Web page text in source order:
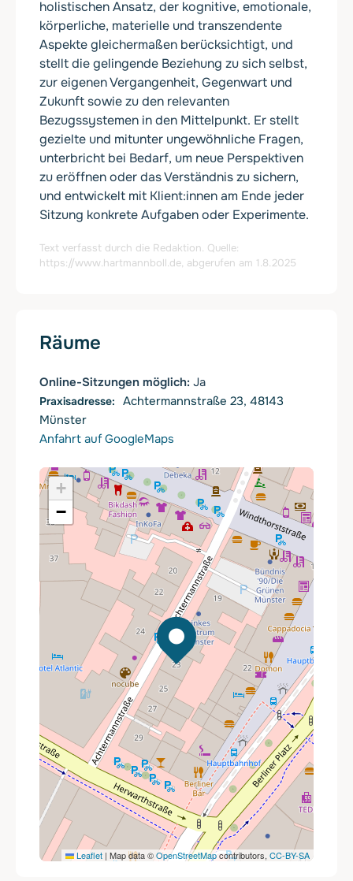
holistischen Ansatz, der kognitive, emotionale,
körperliche, materielle und transzendente
Aspekte gleichermaßen berücksichtigt, und
stellt die gelingende Beziehung zu sich selbst,
zur eigenen Vergangenheit, Gegenwart und
Zukunft sowie zu den relevanten
Bezugssystemen in den Mittelpunkt. Er stellt
gezielte und mitunter ungewöhnliche Fragen,
unterbricht bei Bedarf, um neue Perspektiven
zu eröffnen oder das Verständnis zu sichern,
und entwickelt mit Klient:innen am Ende jeder
Sitzung konkrete Aufgaben oder Experimente.
Text verfasst durch die Redaktion. Quelle:
https://www.hartmannboll.de, abgerufen am 1.8.2025
Räume
Online-Sitzungen möglich: Ja
Achtermannstraße 23, 48143
Münster
Anfahrt auf GoogleMaps
+
−
Leaflet | Map data ©OpenStreetMapcontributors, CC-BY-SA